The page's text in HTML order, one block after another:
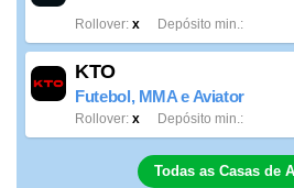
x
Rollover Depósito min.
KTO
Futebol, MMA e Aviator
x
Rollover Depósito min.
Todas as Casas de